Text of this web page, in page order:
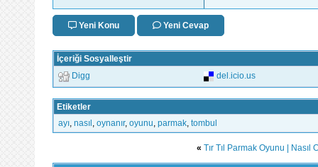
Yeni Konu Yeni Cevap
İçeriği Sosyalleştir
Digg del.icio.us
Etiketler
ayı nasıl oynanır, oyunu parmak tombul
« Tır Tıl Parmak Oyunu | Nasıl